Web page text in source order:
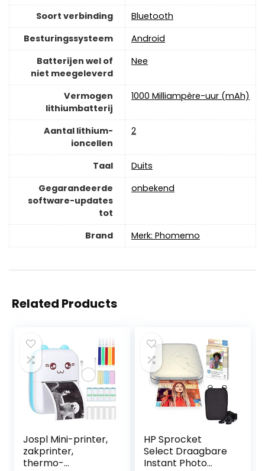
Soort verbinding
‎Bluetooth
Besturingssysteem
Android
Batterijen wel of
niet meegeleverd
‎Nee
Vermogen
lithiumbatterij
‎1000 Milliampère-uur (mAh)
Aantal lithium-
ioncellen
‎2
Taal
‎Duits
Gegarandeerde
software-updates
tot
‎onbekend
Brand Merk: Phomemo
Related Products
Jospl Mini-printer,
zakprinter,
thermo-
HP Sprocket
Select Draagbare
Instant Photo